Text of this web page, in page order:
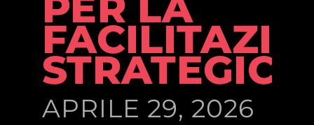
STRATEGICA
APRILE 29, 2026